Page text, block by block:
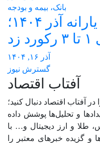
بانک، بیمه و بودجه
افزایش قابل توجه یارانه آذر ۱۴۰۴؛
آذر ۱۶, ۱۴۰۴
گسترش نیوز
آفتاب اقتصاد
آفتاب اقتصاد دنبال کنید؛
و تحلیل‌ها پوشش داده
و ارز دیجیتال و… با
گزیده خبرهای معتبر را